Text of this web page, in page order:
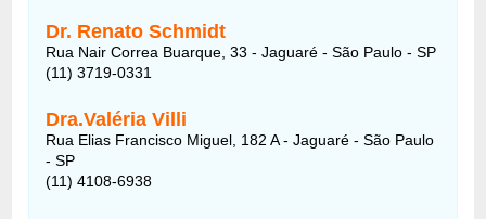
Dr. Renato Schmidt
Rua Nair Correa Buarque, 33 - Jaguaré - São Paulo - SP
(11) 3719-0331
Dra.Valéria Villi
Rua Elias Francisco Miguel, 182 A - Jaguaré - São Paulo
- SP
(11) 4108-6938